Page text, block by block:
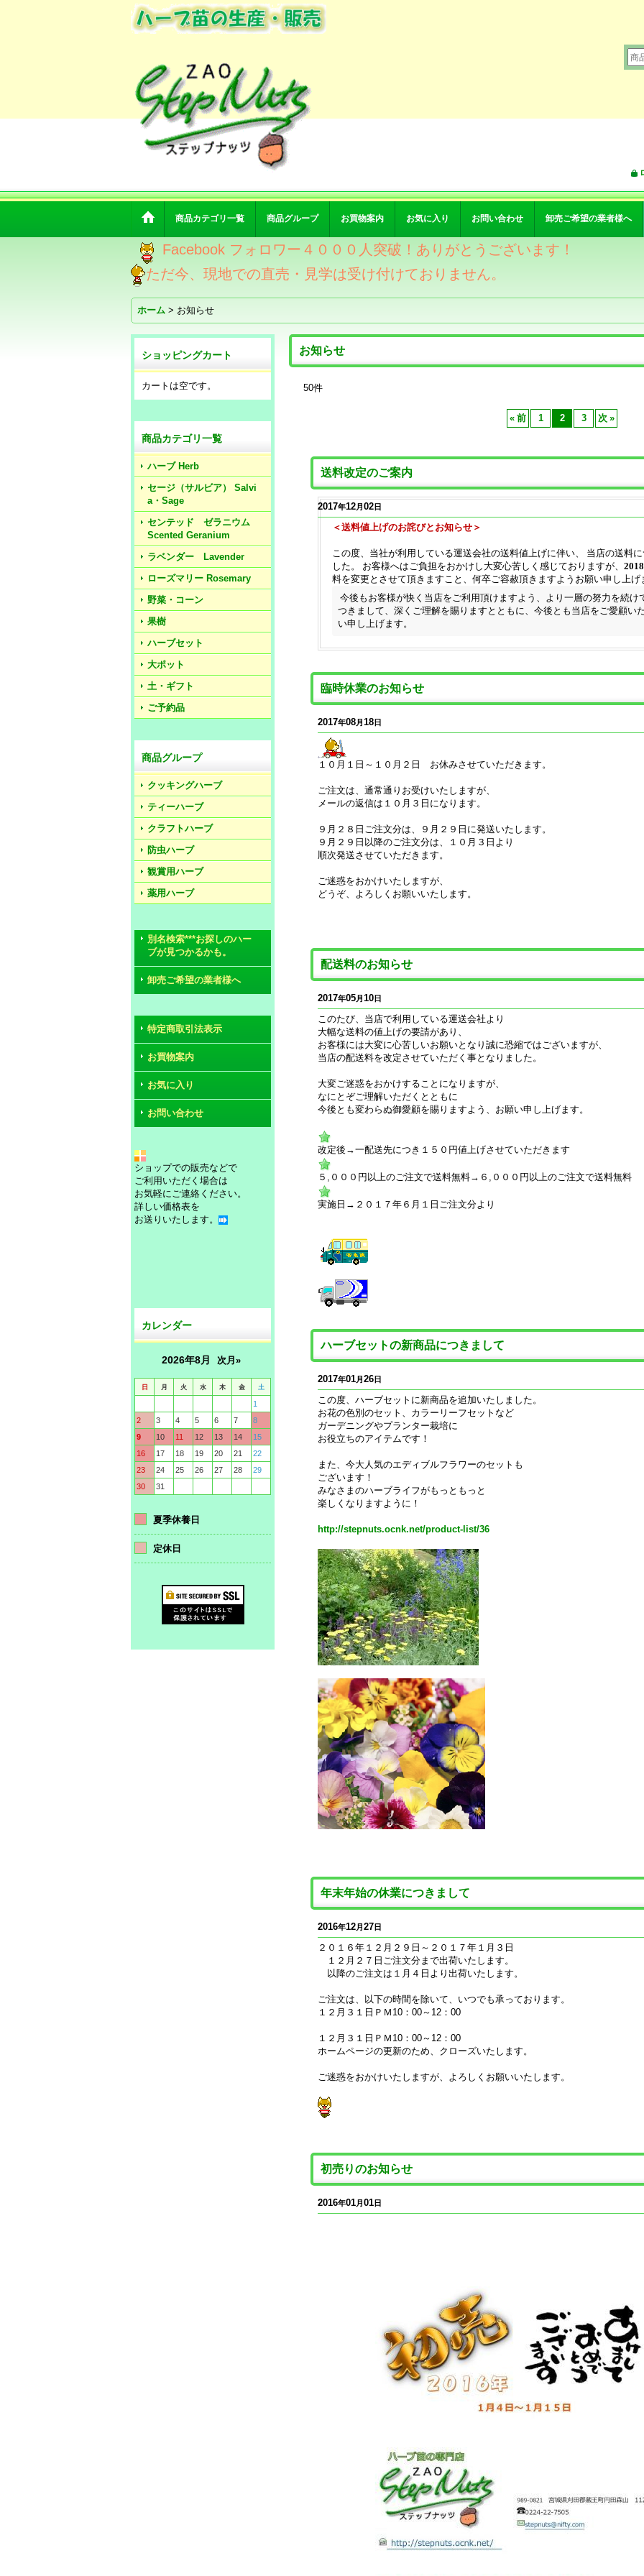
商品カテゴリ一覧 商品グループ お買物案内 お気に入り お問い合わせ 卸売ご希望の業者様へ
Facebook フォロワー４０００人突破！ありがとうございます！
ただ今、現地での直売・見学は受け付けておりません。
ホーム > お知らせ
ショッピングカート
カートは空です。
商品カテゴリ一覧
ハーブ Herb
セージ（サルビア） Salvi
a・Sage
センテッド ゼラニウム
Scented Geranium
ラベンダー Lavender
ローズマリー Rosemary
野菜・コーン
果樹
ハーブセット
大ポット
土・ギフト
ご予約品
商品グループ
クッキングハーブ
ティーハーブ
クラフトハーブ
防虫ハーブ
観賞用ハーブ
薬用ハーブ
別名検索***お探しのハー
ブが見つかるかも。
卸売ご希望の業者様へ
特定商取引法表示
お買物案内
お気に入り
お問い合わせ
ショップでの販売などで
ご利用いただく場合は
お気軽にご連絡ください。
詳しい価格表を
お送りいたします。
カレンダー
2026年8月 次月»
日 月 火 水 木 金 土
1
2
3 4 5 6 7
8
9
10 11 12 13 14
15
16
17 18 19 20 21
22
23
24 25 26 27 28
29
30
31
夏季休養日
定休日
お知らせ
50件
« 前 1 2 3 次 »
送料改定のご案内
2017年12月02日
＜送料値上げのお詫びとお知らせ＞
この度、当社が利用している運送会社の送料値上げに伴い、 当店の送料
した。 お客様へはご負担をおかけし大変心苦しく感じておりますが、
料を変更とさせて頂きますこと、何卒ご容赦頂きますようお願い申し上げ
今後もお客様が快く当店をご利用頂けますよう、より一層の努力を続け
つきまして、深くご理解を賜りますとともに、今後とも当店をご愛顧い
い申し上げます。
臨時休業のお知らせ
2017年08月18日
１０月１日～１０月２日 お休みさせていただきます。
ご注文は、通常通りお受けいたしますが、
メールの返信は１０月３日になります。
９月２８日ご注文分は、９月２９日に発送いたします。
９月２９日以降のご注文分は、１０月３日より
順次発送させていただきます。
ご迷惑をおかけいたしますが、
どうぞ、よろしくお願いいたします。
配送料のお知らせ
2017年05月10日
このたび、当店で利用している運送会社より
大幅な送料の値上げの要請があり、
お客様には大変に心苦しいお願いとなり誠に恐縮ではございますが、
当店の配送料を改定させていただく事となりました。
大変ご迷惑をおかけすることになりますが、
なにとぞご理解いただくとともに
今後とも変わらぬ御愛顧を賜りますよう、お願い申し上げます。
改定後→一配送先につき１５０円値上げさせていただきます
５,０００円以上のご注文で送料無料→６,０００円以上のご注文で送料無
実施日→２０１７年６月１日ご注文分より
ハーブセットの新商品につきまして
2017年01月26日
この度、ハーブセットに新商品を追加いたしました。
お花の色別のセット、カラーリーフセットなど
ガーデニングやプランター栽培に
お役立ちのアイテムです！
また、今大人気のエディブルフラワーのセットも
ございます！
みなさまのハーブライフがもっともっと
楽しくなりますように！
http://stepnuts.ocnk.net/product-list/36
年末年始の休業につきまして
2016年12月27日
２０１６年１２月２９日～２０１７年１月３日
１２月２７日ご注文分まで出荷いたします。
以降のご注文は１月４日より出荷いたします。
ご注文は、以下の時間を除いて、いつでも承っております。
１２月３１日ＰＭ10：00～12：00
１２月３１日ＰＭ10：00～12：00
ホームページの更新のため、クローズいたします。
ご迷惑をおかけいたしますが、よろしくお願いいたします。
初売りのお知らせ
2016年01月01日